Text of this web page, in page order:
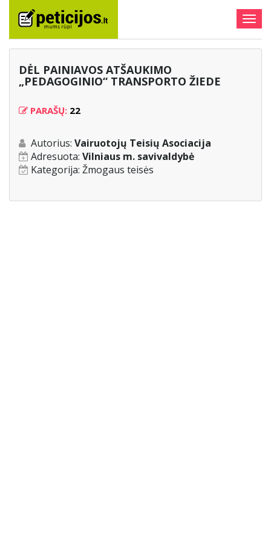
DĖL PAINIAVOS ATŠAUKIMO
„PEDAGOGINIO“ TRANSPORTO ŽIEDE
PARAŠŲ: 22
Autorius: Vairuotojų Teisių Asociacija
Adresuota: Vilniaus m. savivaldybė
Kategorija: Žmogaus teisės